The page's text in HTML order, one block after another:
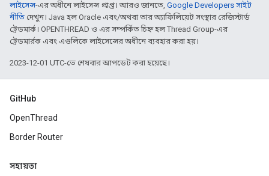
লাইসেন্স-এর অধীনে লাইসেন্স প্রাপ্ত। আরও জানতে, Google Developers সাইট
নীতি দেখুন। Java হল Oracle এবং/অথবা তার অ্যাফিলিয়েট সংস্থার রেজিস্টার্ড
ট্রেডমার্ক। OPENTHREAD ও এর সম্পর্কিত চিহ্ন হল Thread Group-এর
ট্রেডমার্রক এবং এগুলিকে লাইসেন্সের অধীনে ব্যবহার করা হয়।
2023-12-01 UTC-তে শেষবার আপডেট করা হয়েছে।
GitHub
OpenThread
Border Router
সহায়তা